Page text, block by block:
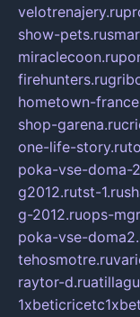
velotrenajery.ru
show-pets.ru
miraclecoon.ru
firehunters.ru
hometown-
shop-garena.ru
one-life-story.ru
poka-vse-doma-
g2012.rutst-1.ru
g-2012.ruops-
poka-vse-
tehosmotre.ru
raytor-d.ru